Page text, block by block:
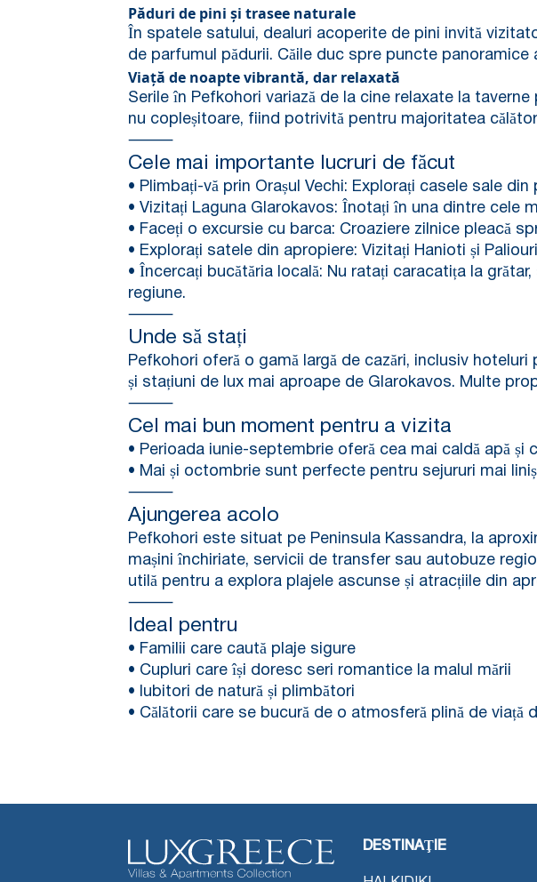
Păduri de pini și trasee naturale
În spatele satului, dealuri acoperite de pini invită
de parfumul pădurii. Căile duc spre puncte panoramice
Viață de noapte vibrantă, dar relaxată
Serile în Pefkohori variază de la cine relaxate la
nu copleșitoare, fiind potrivită pentru majoritatea
⸻
Cele mai importante lucruri de făcut
• Plimbați-vă prin Orașul Vechi: Explorați casele sale
• Vizitați Laguna Glarokavos: Înotați în una dintre cele
• Faceți o excursie cu barca: Croaziere zilnice pleacă
• Explorați satele din apropiere: Vizitați Hanioti și
• Încercați bucătăria locală: Nu ratați caracatița la
regiune.
⸻
Unde să stați
Pefkohori oferă o gamă largă de cazări, inclusiv
și stațiuni de lux mai aproape de Glarokavos. Multe
⸻
Cel mai bun moment pentru a vizita
• Perioada iunie-septembrie oferă cea mai caldă apă și
• Mai și octombrie sunt perfecte pentru sejururi mai
⸻
Ajungerea acolo
Pefkohori este situat pe Peninsula Kassandra, la
mașini închiriate, servicii de transfer sau autobuze
utilă pentru a explora plajele ascunse și atracțiile din
⸻
Ideal pentru
• Familii care caută plaje sigure
• Cupluri care își doresc seri romantice la malul mării
• Iubitori de natură și plimbători
• Călătorii care se bucură de o atmosferă plină de viață
DESTINAŢIE